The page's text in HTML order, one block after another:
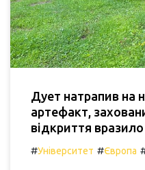
Дует натрапив на
артефакт,
відкриття
#Університет #Європа